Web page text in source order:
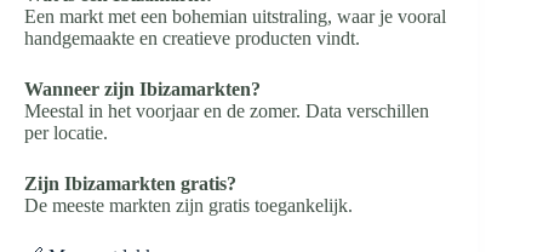
Een markt met een bohemian uitstraling, waar je vooral
handgemaakte en creatieve producten vindt.
Wanneer zijn Ibizamarkten?
Meestal in het voorjaar en de zomer. Data verschillen
per locatie.
Zijn Ibizamarkten gratis?
De meeste markten zijn gratis toegankelijk.